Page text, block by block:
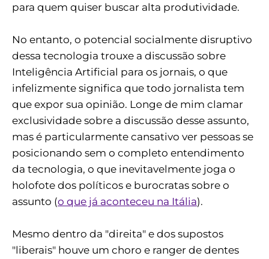
para quem quiser buscar alta produtividade.
No entanto, o potencial socialmente disruptivo
dessa tecnologia trouxe a discussão sobre
Inteligência Artificial para os jornais, o que
infelizmente significa que todo jornalista tem
que expor sua opinião. Longe de mim clamar
exclusividade sobre a discussão desse assunto,
mas é particularmente cansativo ver pessoas se
posicionando sem o completo entendimento
da tecnologia, o que inevitavelmente joga o
holofote dos políticos e burocratas sobre o
assunto (o que já aconteceu na Itália).
Mesmo dentro da "direita" e dos supostos
"liberais" houve um choro e ranger de dentes